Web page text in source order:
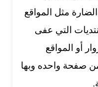
مثل المواقع
التي عفى
أو المواقع
من صفحة واحده وبها